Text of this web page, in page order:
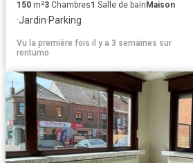
150 m²3 Chambres1 Salle de bainMaison
·Jardin·Parking
Vu la première fois il y a 3 semaines sur
rentumo